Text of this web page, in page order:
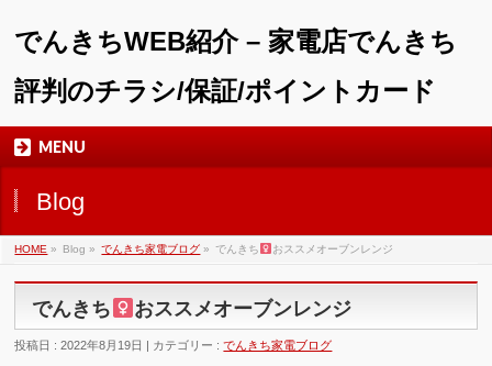
でんきちWEB紹介 – 家電店でんきち
評判のチラシ/保証/ポイントカード
MENU
Blog
HOME » Blog » でんきち家電ブログ » でんきち おススメオーブンレンジ
でんきち おススメオーブンレンジ
投稿日 : 2022年8月19日 | カテゴリー :でんきち家電ブログ